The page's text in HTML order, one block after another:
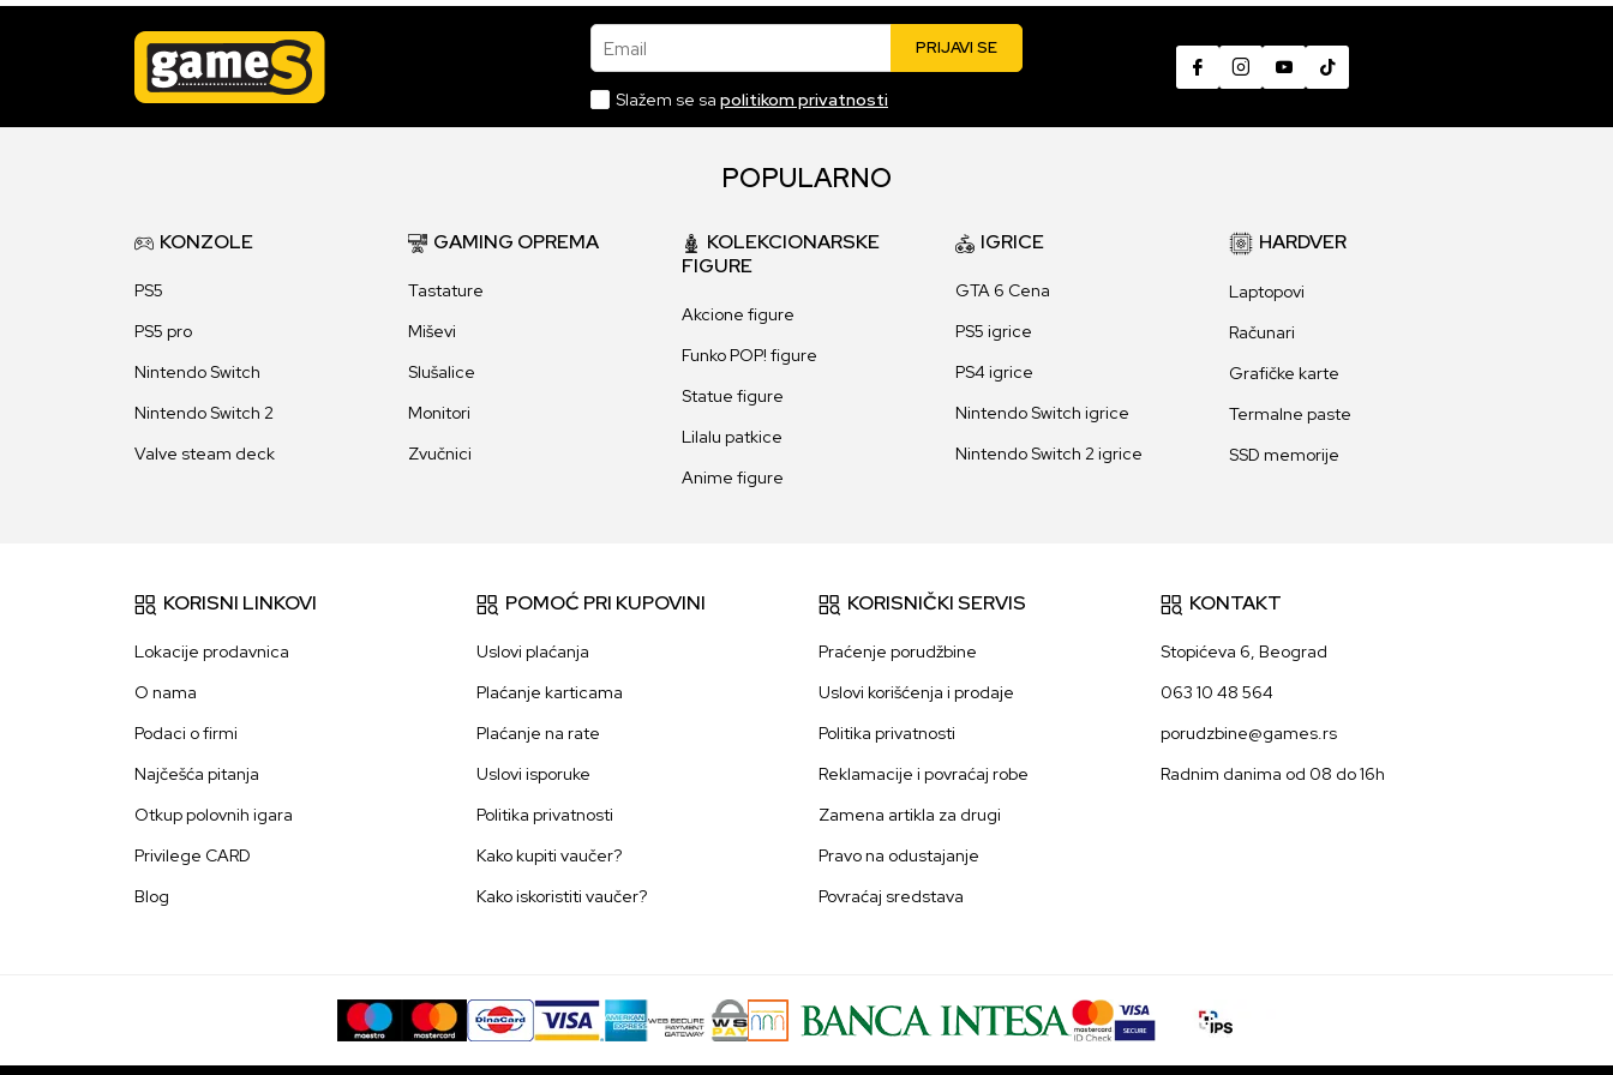
Email PRIJAVI SE
Slažem se sa politikom privatnosti
POPULARNO
KONZOLE
PS5
PS5 pro
Nintendo Switch
Nintendo Switch 2
Valve steam deck
GAMING OPREMA
Tastature
Miševi
Slušalice
Monitori
Zvučnici
KOLEKCIONARSKE
FIGURE
Akcione figure
Funko POP! figure
Statue figure
Lilalu patkice
Anime figure
IGRICE
GTA 6 Cena
PS5 igrice
PS4 igrice
Nintendo Switch igrice
Nintendo Switch 2 igrice
HARDVER
Laptopovi
Računari
Grafičke karte
Termalne paste
SSD memorije
KORISNI LINKOVI
Lokacije prodavnica
O nama
Podaci o firmi
Najčešća pitanja
Otkup polovnih igara
Privilege CARD
Blog
POMOĆ PRI KUPOVINI
Uslovi plaćanja
Plaćanje karticama
Plaćanje na rate
Uslovi isporuke
Politika privatnosti
Kako kupiti vaučer?
Kako iskoristiti vaučer?
KORISNIČKI SERVIS
Praćenje porudžbine
Uslovi korišćenja i prodaje
Politika privatnosti
Reklamacije i povraćaj robe
Zamena artikla za drugi
Pravo na odustajanje
Povraćaj sredstava
KONTAKT
Stopićeva 6, Beograd
063 10 48 564
porudzbine@games.rs
Radnim danima od 08 do 16h